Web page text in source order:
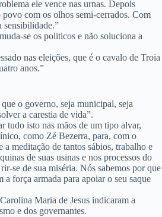
ele vence nas urnas. Depois
com os olhos semi-cerrados. Com
sensibilidade.”
se os politicos e não soluciona a
nas eleições, que é o cavalo de Troia
anos.”
o governo, seja municipal, seja
a carestia de vida”.
tudo isto nas mãos de um tipo alvar,
como Zé Bezerra, para, com o
a meditação de tantos sábios, trabalho e
de suas usinas e nos processos do
se de sua miséria. Nós sabemos por que
a força armada para apoiar o seu saque
Maria de Jesus indicaram a
e dos governantes.